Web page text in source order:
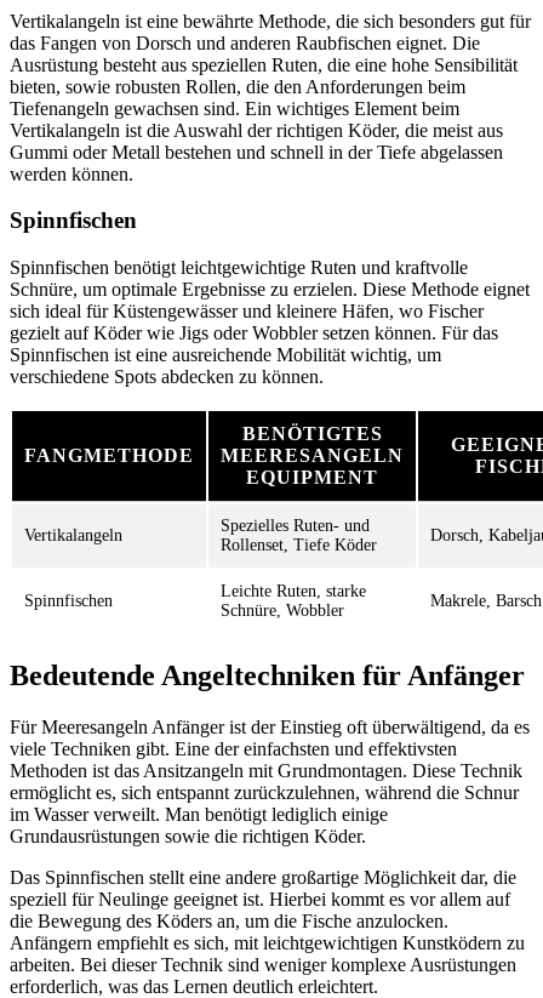
Vertikalangeln ist eine bewährte Methode, die sich besonders gut für
das Fangen von Dorsch und anderen Raubfischen eignet. Die
Ausrüstung besteht aus speziellen Ruten, die eine hohe Sensibilität
bieten, sowie robusten Rollen, die den Anforderungen beim
Tiefenangeln gewachsen sind. Ein wichtiges Element beim
Vertikalangeln ist die Auswahl der richtigen Köder, die meist aus
Gummi oder Metall bestehen und schnell in der Tiefe abgelassen
werden können.
Spinnfischen
Spinnfischen benötigt leichtgewichtige Ruten und kraftvolle
Schnüre, um optimale Ergebnisse zu erzielen. Diese Methode eignet
sich ideal für Küstengewässer und kleinere Häfen, wo Fischer
gezielt auf Köder wie Jigs oder Wobbler setzen können. Für das
Spinnfischen ist eine ausreichende Mobilität wichtig, um
verschiedene Spots abdecken zu können.
FANGMETHODE
BENÖTIGTES
MEERESANGELN
EQUIPMENT
Vertikalangeln
Spezielles Ruten- und
Rollenset, Tiefe Köder
Dorsch,
Spinnfischen
Leichte Ruten, starke
Schnüre, Wobbler
Makrele, Barsch
Bedeutende Angeltechniken für Anfänger
Für Meeresangeln Anfänger ist der Einstieg oft überwältigend, da es
viele Techniken gibt. Eine der einfachsten und effektivsten
Methoden ist das Ansitzangeln mit Grundmontagen. Diese Technik
ermöglicht es, sich entspannt zurückzulehnen, während die Schnur
im Wasser verweilt. Man benötigt lediglich einige
Grundausrüstungen sowie die richtigen Köder.
Das Spinnfischen stellt eine andere großartige Möglichkeit dar, die
speziell für Neulinge geeignet ist. Hierbei kommt es vor allem auf
die Bewegung des Köders an, um die Fische anzulocken.
Anfängern empfiehlt es sich, mit leichtgewichtigen Kunstködern zu
arbeiten. Bei dieser Technik sind weniger komplexe Ausrüstungen
erforderlich, was das Lernen deutlich erleichtert.